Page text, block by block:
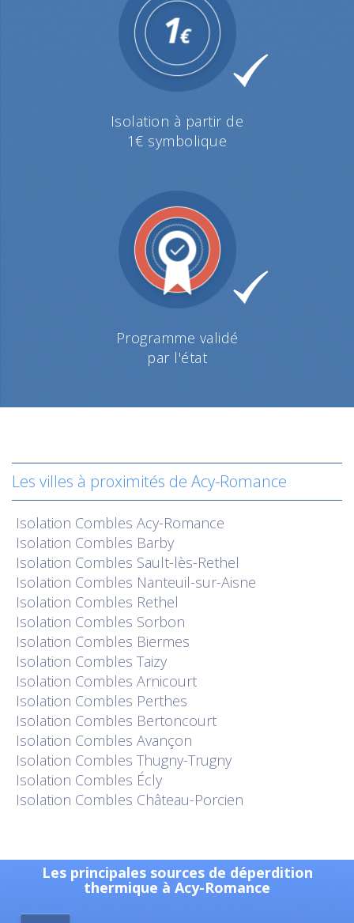
Isolation à partir de
1€ symbolique
Programme validé
par l'état
Les villes à proximités de Acy-Romance
Isolation Combles Acy-Romance
Isolation Combles Barby
Isolation Combles Sault-lès-Rethel
Isolation Combles Nanteuil-sur-Aisne
Isolation Combles Rethel
Isolation Combles Sorbon
Isolation Combles Biermes
Isolation Combles Taizy
Isolation Combles Arnicourt
Isolation Combles Perthes
Isolation Combles Bertoncourt
Isolation Combles Avançon
Isolation Combles Thugny-Trugny
Isolation Combles Écly
Isolation Combles Château-Porcien
Les principales sources de déperdition
thermique à Acy-Romance